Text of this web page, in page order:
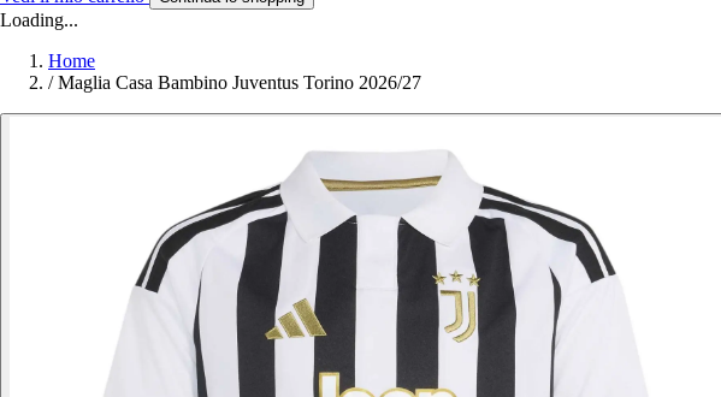
Loading...
Home
/ Maglia Casa Bambino Juventus Torino 2026/27